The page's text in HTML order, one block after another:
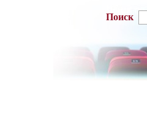
Поиск